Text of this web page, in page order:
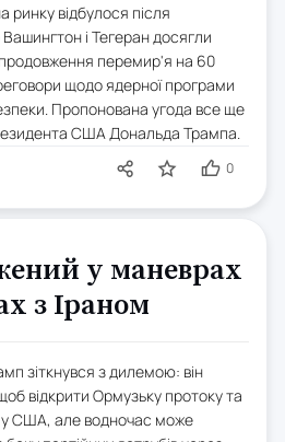
ринку відбулося після
і Тегеран досягли
перемир'я на 60
щодо ядерної програми
Пропонована угода все ще
США Дональда Трампа.
0
у маневрах
з Іраном
зіткнувся з дилемою: він
відкрити Ормузьку протоку та
у США, але водночас може